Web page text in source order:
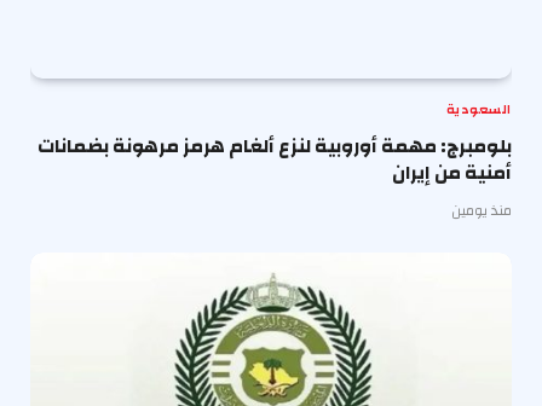
السعودية
بلومبرج: مهمة أوروبية لنزع ألغام هرمز مرهونة بضمانات
أمنية من إيران
منذ يومين